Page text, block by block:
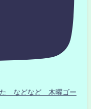
た などなど 木曜ゴー